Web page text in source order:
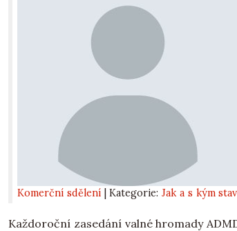
Komerční sdělení | Kategorie:Jak a s kým
Každoroční zasedání valné hromady